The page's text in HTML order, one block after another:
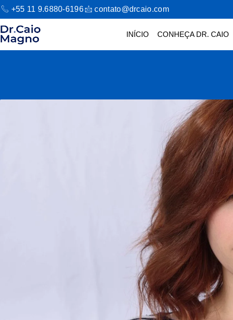
+55 11 9.6880-6196 contato@drcaio.com
INÍCIO CONHEÇA DR. CAIO